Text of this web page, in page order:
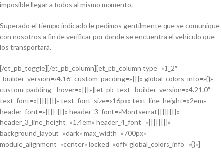
imposible llegar a todos al mismo momento.
Superado el tiempo indicado le pedimos gentilmente que se comunique
con nosotros a fin de verificar por donde se encuentra el vehículo que
los transportará.
[/et_pb_toggle][/et_pb_column][et_pb_column type=»1_2″
_builder_version=»4.16″ custom_padding=»|||» global_colors_info=»{}»
custom_padding__hover=»|||»][et_pb_text _builder_version=»4.21.0″
text_font=»||||||||» text_font_size=»16px» text_line_height=»2em»
header_font=»||||||||» header_3_font=»Montserrat||||||||»
header_3_line_height=»1.4em» header_4_font=»||||||||»
background_layout=»dark» max_width=»700px»
module_alignment=»center» locked=»off» global_colors_info=»{}»]